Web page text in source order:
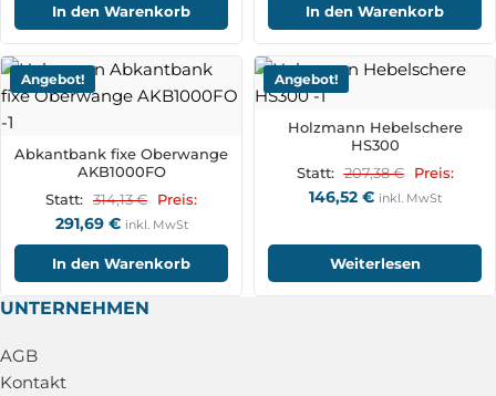
In den Warenkorb In den Warenkorb
Angebot!
Abkantbank fixe Oberwange
AKB1000FO
Statt: 314,13€ Preis:
291,69 € inkl. MwSt
In den Warenkorb
Angebot!
Holzmann Hebelschere
HS300
Statt: 207,38€ Preis:
146,52 € inkl. MwSt
Weiterlesen
UNTERNEHMEN
AGB
Kontakt